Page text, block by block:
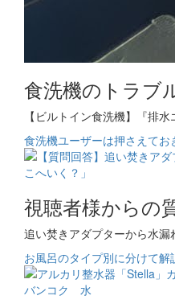
食洗機のトラブ
【ビルトイン食洗機】『排
食洗機ユーザーは押さえてお
視聴者様からの
追い焚きアダプターから水漏
お風呂のタイプ別に分けて解